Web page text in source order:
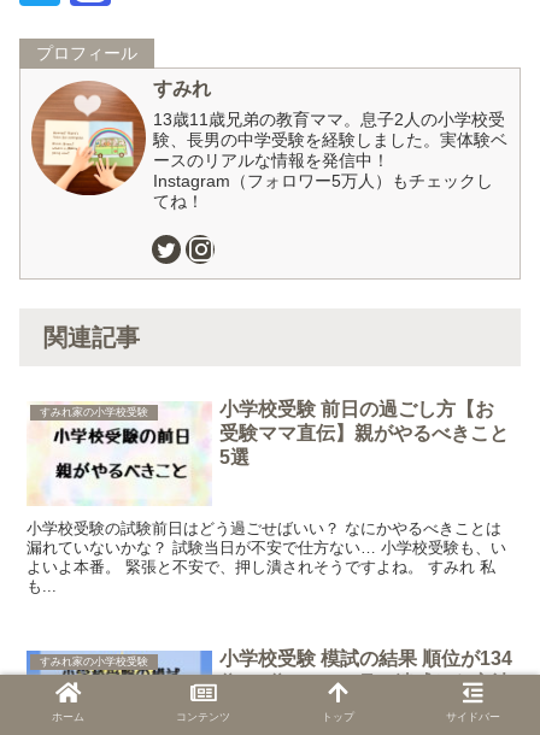
プロフィール
すみれ
13歳11歳兄弟の教育ママ。息子2人の小学校受
験、長男の中学受験を経験しました。実体験ベ
ースのリアルな情報を発信中！
Instagram（フォロワー5万人）もチェックし
てね！
関連記事
すみれ家の小学校受験
小学校受験 前日の過ごし方【お
受験ママ直伝】親がやるべきこと
5選
小学校受験の試験前日はどう過ごせばいい？ なにかやるべきことは
漏れていないかな？ 試験当日が不安で仕方ない… 小学校受験も、い
よいよ本番。 緊張と不安で、押し潰されそうですよね。 すみれ 私
も...
すみれ家の小学校受験
小学校受験 模試の結果 順位が134
位→1位に！5ヶ月で達成した方法
ホーム コンテンツ トップ サイドバー